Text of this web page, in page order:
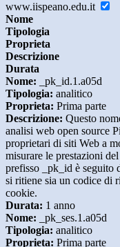
www.iispeano.edu.it
Nome
Tipologia
Proprieta
Descrizione
Durata
Nome: _pk_id.1.a05d
Tipologia: analitico
Proprieta: Prima parte
Descrizione: Questo
analisi web open source
proprietari di siti Web a
misurare le prestazioni
prefisso _pk_id è seguito
si ritiene sia un codice di
cookie.
Durata: 1 anno
Nome: _pk_ses.1.a05d
Tipologia: analitico
Proprieta: Prima parte